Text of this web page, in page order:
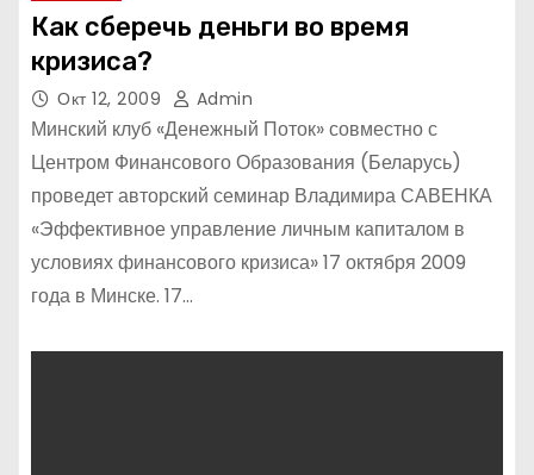
Как сберечь деньги во время
кризиса?
Окт 12, 2009 Admin
Минский клуб «Денежный Поток» совместно с
Центром Финансового Образования (Беларусь)
проведет авторский семинар Владимира САВЕНКА
«Эффективное управление личным капиталом в
условиях финансового кризиса» 17 октября 2009
года в Минске. 17…